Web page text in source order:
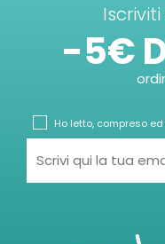
-5€
Ho letto, compreso